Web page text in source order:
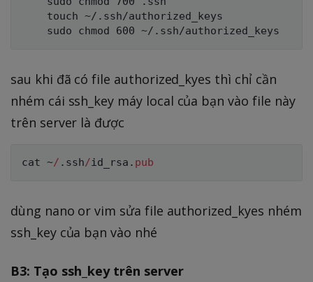
sau khi đã có file authorized_kyes thì chỉ cần
nhém cái ssh_key máy local của bạn vào file này
trên server là được
cat ~/ . ssh/id_rsa . pub
dùng nano or vim sửa file authorized_kyes nhém
ssh_key của bạn vào nhé
B3: Tạo ssh_key trên server